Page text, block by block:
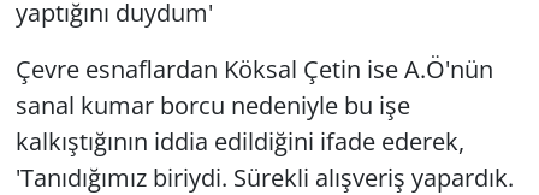
yaptığını duydum'
Çevre esnaflardan Köksal Çetin ise A.Ö'nün
sanal kumar borcu nedeniyle bu işe
kalkıştığının iddia edildiğini ifade ederek,
'Tanıdığımız biriydi. Sürekli alışveriş yapardık.